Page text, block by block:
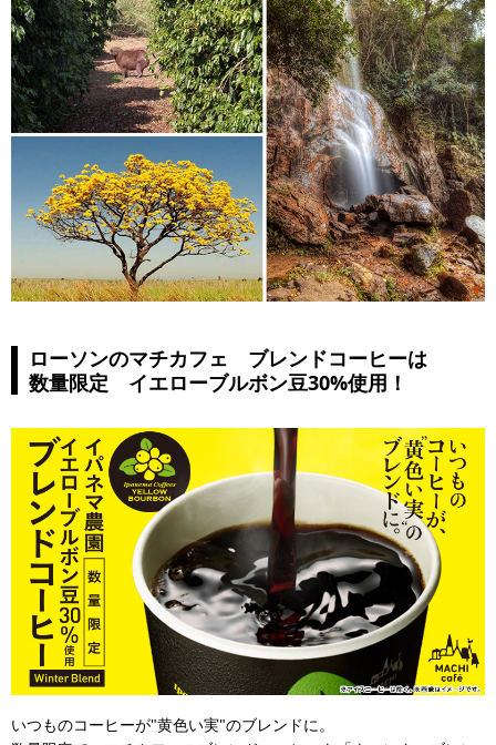
ローソンのマチカフェ ブレンドコーヒーは
数量限定 イエローブルボン豆30%使用！
いつものコーヒーが"黄色い実"のブレンドに。